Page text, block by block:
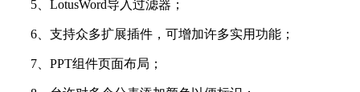
5、LotusWord导入过滤器；
6、支持众多扩展插件，可增加许多实用功能；
7、PPT组件页面布局；